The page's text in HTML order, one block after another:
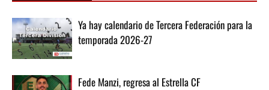
Ya hay calendario de Tercera Federación para la
temporada 2026-27
Fede Manzi, regresa al Estrella CF